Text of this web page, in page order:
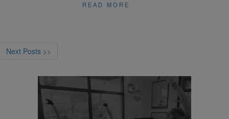
READ MORE
Next Posts >>